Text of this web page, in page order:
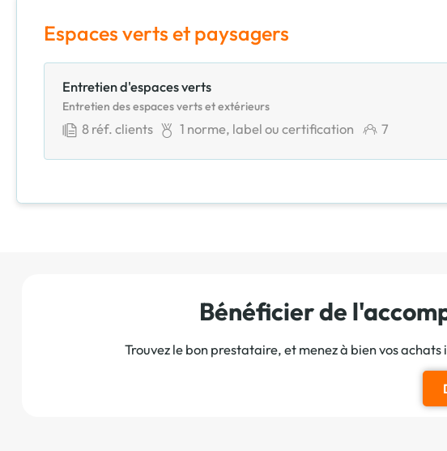
Espaces verts et paysagers
Entretien d'espaces verts
Entretien des espaces verts et extérieurs
8réf. clients 1 norme, label ou certification 7
Bénéficier de
Trouvez le bon prestataire, et menez à bien vos